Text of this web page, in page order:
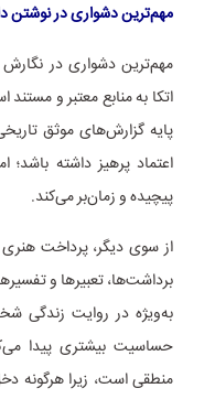
مهم‌ترین دشواری در
مهم‌ترین دشواری در
اتکا به منابع معتبر و
پایه گزارش‌های موثق
اعتماد پرهیز داشته
پیچیده و زمان‌بر می‌کند.
از سوی دیگر، پرداخت
برداشت‌ها، تعبیرها و
به‌ویژه در روایت زندگی
حساسیت بیشتری پیدا
منطقی است، زیرا هرگونه